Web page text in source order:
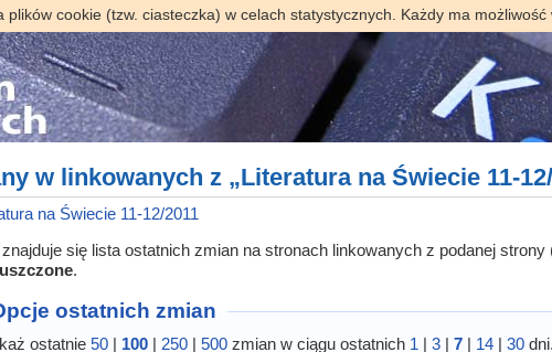
cookie (tzw. ciasteczka) w celach statystycznych. Każdy ma
w linkowanych z „Literatura na Świecie 11-
na Świecie 11-12/2011
się lista ostatnich zmian na stronach linkowanych z podanej
.
ostatnich zmian
ostatnie50 | 100 | 250 |500 zmian w ciągu ostatnich 1 |3 |7 | 14 |30 dni.